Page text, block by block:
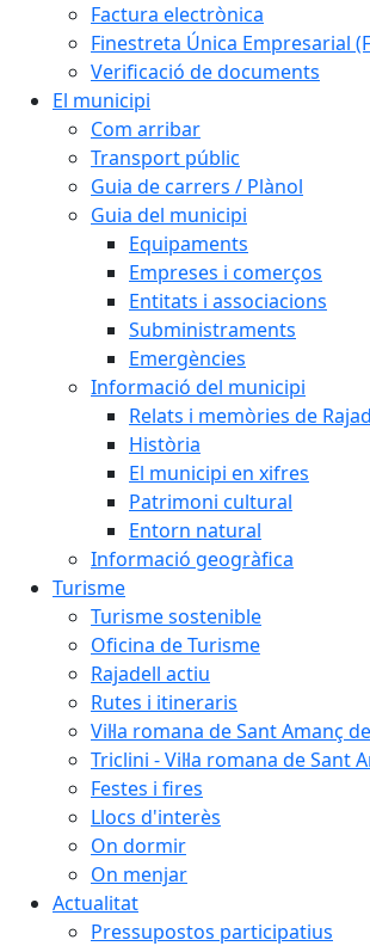
Factura electrònica
Finestreta Única Empresarial
Verificació de documents
El municipi
Com arribar
Transport públic
Guia de carrers / Plànol
Guia del municipi
Equipaments
Empreses i comerços
Entitats i associacions
Subministraments
Emergències
Informació del municipi
Relats i memòries de
Història
El municipi en xifres
Patrimoni cultural
Entorn natural
Informació geogràfica
Turisme
Turisme sostenible
Oficina de Turisme
Rajadell actiu
Rutes i itineraris
Vil·la romana de Sant Amanç
Triclini - Vil·la romana de Sant
Festes i fires
Llocs d'interès
On dormir
On menjar
Actualitat
Pressupostos participatius